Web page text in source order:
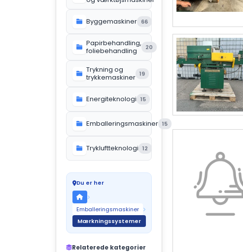
Byggemaskiner 66
Papirbehandling,
foliebehandling
20
Trykning og
trykkemaskiner 19
Energiteknologi 15
Emballeringsmaskiner 15
Trykluftteknologi 12
Du er her
Emballeringsmaskiner
Mærkningssystemer
Relaterede kategorier